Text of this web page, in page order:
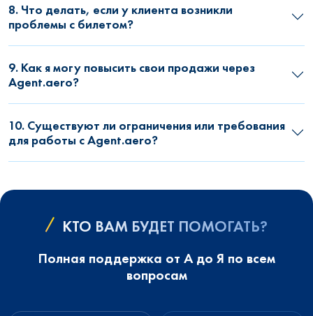
8. Что делать, если у клиента возникли
проблемы с билетом?
9. Как я могу повысить свои продажи через
Agent.aero?
10. Существуют ли ограничения или требования
для работы с Agent.aero?
КТО ВАМ БУДЕТ ПОМОГАТЬ?
Полная поддержка от А до Я по всем
вопросам